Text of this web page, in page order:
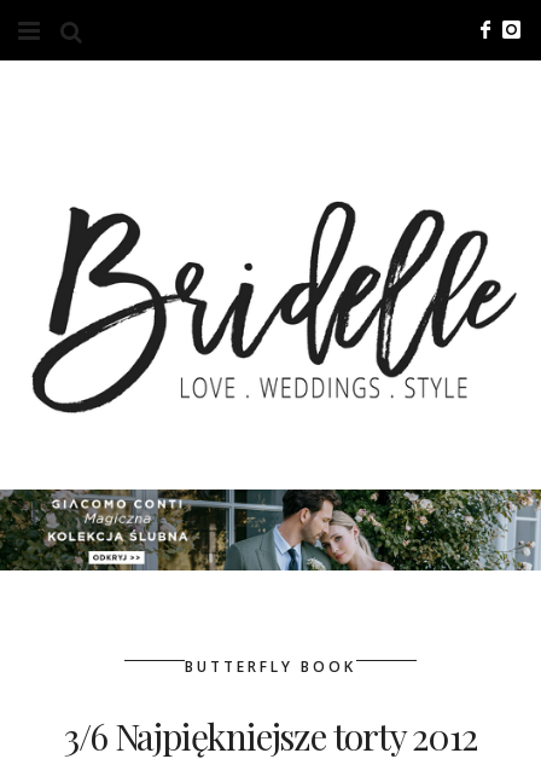
O NAS
KONTAKT
REKLAMA
ADVERTISING
ZGŁOSZENIA
KONKURSY
BUTTERFLY BOOK
3/6 Najpiękniejsze torty 2012